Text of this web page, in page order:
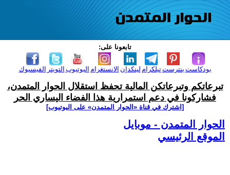
تابعونا على:
الفيسبوك التويتر اليوتيوب الانستغرام لينكدإن تيلكرامبنترست بودكاست
تبرعاتكم وتبرعاتكن المالية تحفظ استقلال الحوار المتمدن،
فشاركونا في دعم استمرارية هذا الفضاء اليساري الحر
[اشترك في قناة ‫«الحوار المتمدن» على اليوتيوب]
الحوار المتمدن - موبايل
الموقع الرئيسي